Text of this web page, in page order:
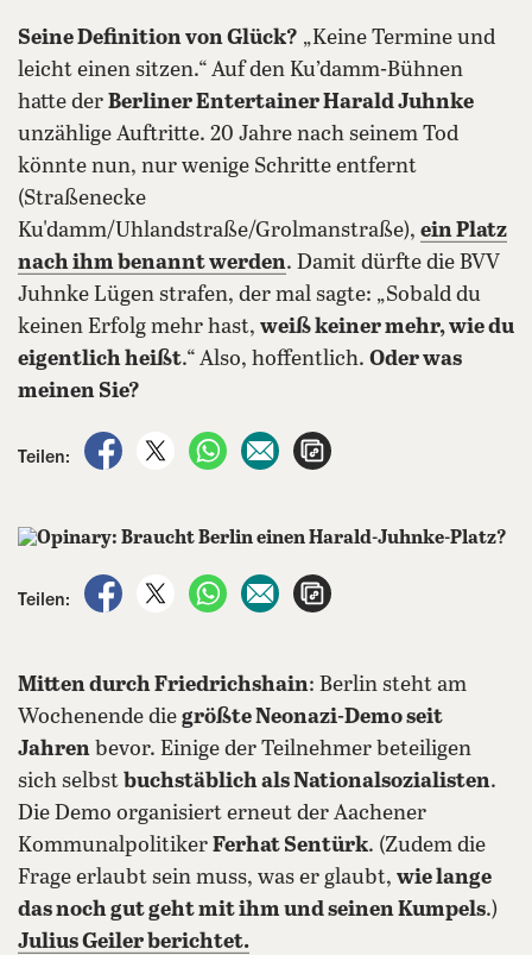
Seine Definition von Glück? „Keine Termine und
leicht einen sitzen.“ Auf den Ku’damm-Bühnen
hatte der Berliner Entertainer Harald Juhnke
unzählige Auftritte. 20 Jahre nach seinem Tod
könnte nun, nur wenige Schritte entfernt
(Straßenecke
Ku'damm/Uhlandstraße/Grolmanstraße), ein Platz
nach ihm benanntwerden. Damit dürfte die BVV
Juhnke Lügen strafen, der mal sagte: „Sobald du
keinen Erfolg mehr hast, weiß keiner mehr, wie du
eigentlich heißt.“ Also, hoffentlich. Oder was
meinen Sie?
Teilen:
auf Facebook teilen
auf X teilenper WhatsApp teilen
per E-Mail teilen
Teilen:
auf Facebook teilen
auf X teilenper WhatsApp teilen
per E-Mail teilen
Mitten durch Friedrichshain: Berlin steht am
Wochenende die größte Neonazi-Demo seit
Jahren bevor. Einige der Teilnehmer beteiligen
sich selbst buchstäblich als Nationalsozialisten.
Die Demo organisiert erneut der Aachener
Kommunalpolitiker Ferhat Sentürk. (Zudem die
Frage erlaubt sein muss, was er glaubt, wie lange
das noch gut geht mit ihm und seinen Kumpels.)
Julius Geiler berichtet.